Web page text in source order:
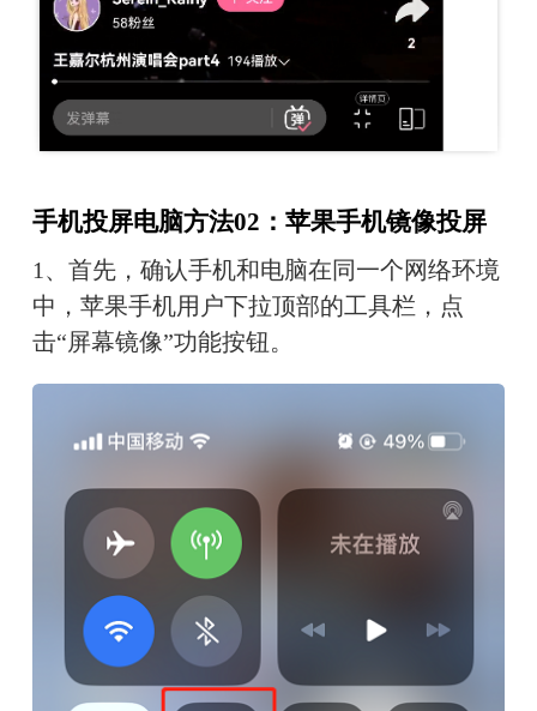
手机投屏电脑方法02：苹果手机镜像投屏
1、首先，确认手机和电脑在同一个网络环境
中，苹果手机用户下拉顶部的工具栏，点
击“屏幕镜像”功能按钮。